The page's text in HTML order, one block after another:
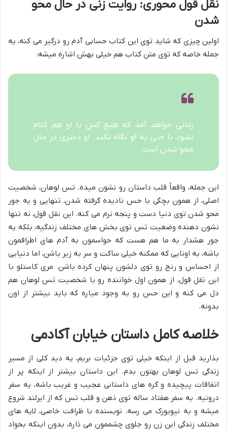
نقل قول محوری: روایت زنی در حال محو
شدن
اولین چیزی که شاید توی این کتاب حسابی آدم رو درگیر می کنه، یه
جمله خاصه که توی متن کتاب هم خیلی بهش اشاره میشه:
زمانی خواهد آمد که هیچ کس با او هم کلام
نشود یا حتی به او نگاه نکند. او دختری در حال
محو شدن است.
این جمله، واقعاً قلب داستان رو نشون میده. تس لوهان، شخصیت
اصلی، از همون بچگی با حس نادیده گرفته شدن، تنهایی و یه جور
محو شدن توی دنیا دست و پنجه نرم می کنه. این نقل قول، نه تنها
نشون دهنده وضعیت تس توی بخش های مختلف زندگیه، بلکه یه
جور هشدار به ما هم هست که حواسمون به آدم های اطرافمون
باشه، به اونایی که ممکنه خیلی ساکت و سر به زیر باشن، اما دنیایی
از احساس و رنج رو توی دلشون پنهان کرده باشن. مری کاستلو با
این نقل قول، از همون اول خواننده رو با شخصیت تس لوهان هم
دل می کنه و این حس رو به وجود میاره که باید بیشتر از اون
بدونه.
خلاصه کامل داستان خیابان آکادمی
بذارید قبل از اینکه خیلی توی جزئیات بریم، یه دید کلی از مسیر
زندگی تس لوهان بهتون بدم. این داستان بیشتر از اینکه پر از
اتفاقات پیچیده و گره های داستانی عجیب و غریب باشه، یه سفر
درونیه. یه سفر هفتاد ساله توی ذهن و قلب تس که از ایرلند شروع
میشه و به نیویورک می رسه. نویسنده با ظرافت خاصی، لایه های
مختلف زندگی این زن رو جلوی چشممون می ذاره، بدون اینکه بخواد